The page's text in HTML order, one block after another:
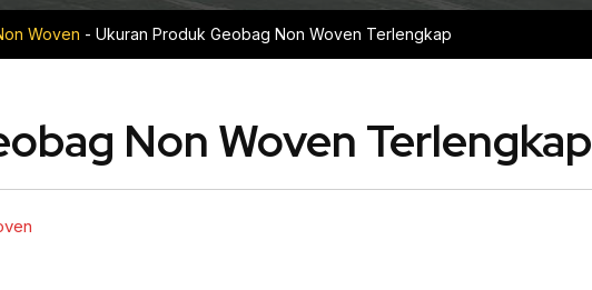
Woven - Ukuran Produk Geobag Non Woven Terlengkap
Non Woven Terlengkap